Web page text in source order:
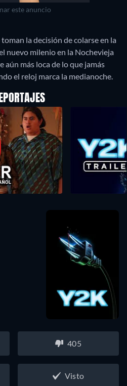
este anuncio
la decisión de colarse en la
nuevo milenio en la Nochevieja
aún más loca de lo que jamás
el reloj marca la medianoche.
405
Visto